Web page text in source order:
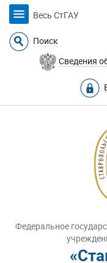
Весь СтГАУ
Поиск
Сведения
Федеральное